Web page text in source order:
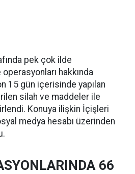
pek çok ilde
hakkında
15 gün içerisinde yapılan
silah ve maddeler ile
Konuya ilişkin İçişleri
medya hesabı üzerinden
66